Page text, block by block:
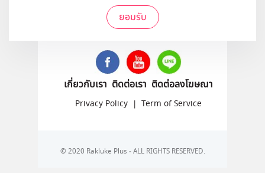
ยอมรับ
ติดตามเราได้ที่
เกี่ยวกับเรา ติดต่อเรา ติดต่อลงโฆษณา
Privacy Policy | Term of Service
© 2020 Rakluke Plus - ALL RIGHTS RESERVED.